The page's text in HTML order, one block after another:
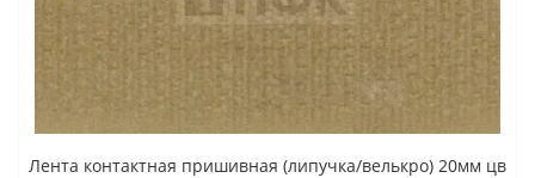
Лента контактная пришивная (липучка/велькро) 20мм цв